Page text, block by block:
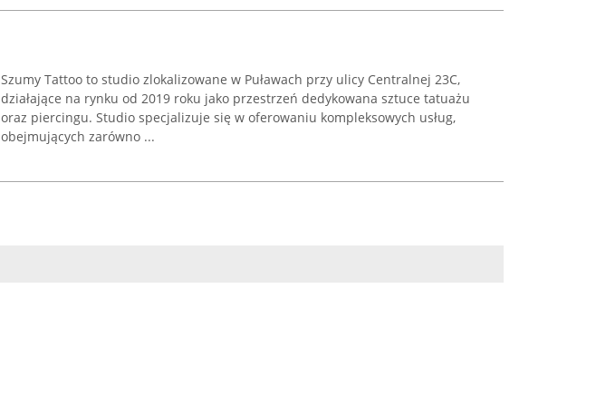
Szumy Tattoo to studio zlokalizowane w Puławach przy ulicy Centralnej 23C,
działające na rynku od 2019 roku jako przestrzeń dedykowana sztuce tatuażu
oraz piercingu. Studio specjalizuje się w oferowaniu kompleksowych usług,
obejmujących zarówno ...